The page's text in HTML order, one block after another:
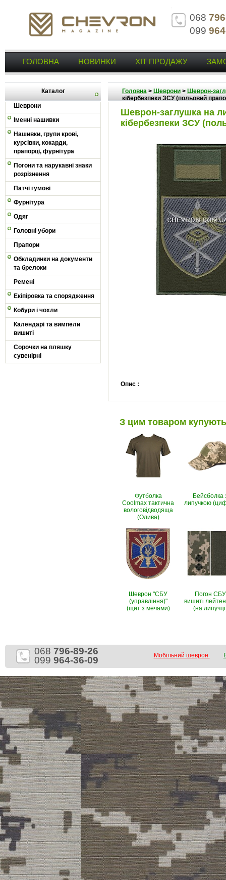
068
099
ГОЛОВНА НОВИНКИ ХІТ ПРОДАЖУ
Каталог
Шеврони
Іменні нашивки
Нашивки, групи крові,
курсівки, кокарди,
прапорці, фурнітура
Погони та нарукавні знаки
розрізнення
Патчі гумові
Фурнітура
Одяг
Головні убори
Прапори
Обкладинки на документи
та брелоки
Ремені
Екіпіровка та спорядження
Кобури і чохли
Календарі та вимпели
вишиті
Сорочки на пляшку
сувенірні
Головна> Шеврони> Шеврон-
кібербезпеки ЗСУ (польовий
Шеврон-заглушка на
кібербезпеки ЗСУ
Опис :
З цим товаром купують
Футболка
Coolmax тактична
вологовiдводяща
(Олива)
Бейсболка
липучкою
Шеврон "СБУ
(управління)"
(щит з мечами)
Погон СБУ
вишиті
(на
068 796-89-26
099 964-36-09 Мобільний шеврон